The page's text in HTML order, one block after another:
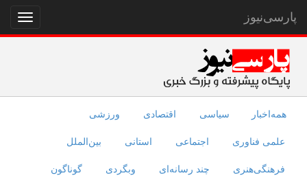
نمایش
منو
پارسی‌نیوز
همه‌اخبار سیاسی اقتصادی ورزشی
علمی فناوری اجتماعی استانی بین‌الملل
فرهنگی‌هنری چند رسانه‌ای وبگردی گوناگون